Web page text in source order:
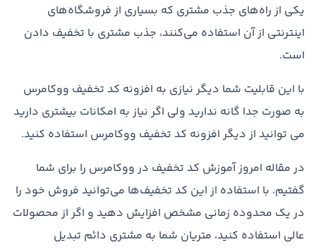
یکی از راه‌های جذب مشتری که بسیاری از فروشگاه‌های
اینترنتی از آن استفاده می‌کنند، جذب مشتری با تخفیف دادن
است.
با این قابلیت شما دیگر نیازی به افزونه کد تخفیف ووکامرس
به صورت جدا گانه ندارید ولی اگر نیاز به امکانات بیشتری دارید
می توانید از دیگر افزونه کد تخفیف ووکامرس استفاده کنید.
در مقاله امروز آموزش کد تخفیف در ووکامرس را برای شما
گفتیم. با استفاده از این کد تخفیف‌ها می‌توانید فروش خود را
در یک محدوده زمانی مشخص افزایش دهید و اگر از محصولات
عالی استفاده کنید، متریان شما به مشتری دائم تبدیل